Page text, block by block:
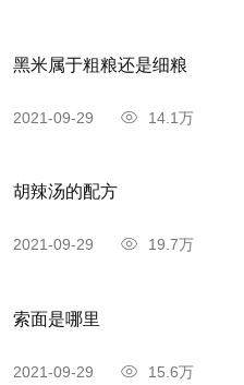
黄桥烧饼就是蟹壳
饼的馅心有咸、甜两种
粉、虾仁等，甜的有白
圆形的，斜角形的5种。
黑米属于粗粮还是细粮
2021-09-29 14.1万
胡辣汤的配方
2021-09-29 19.7万
索面是哪里
2021-09-29 15.6万